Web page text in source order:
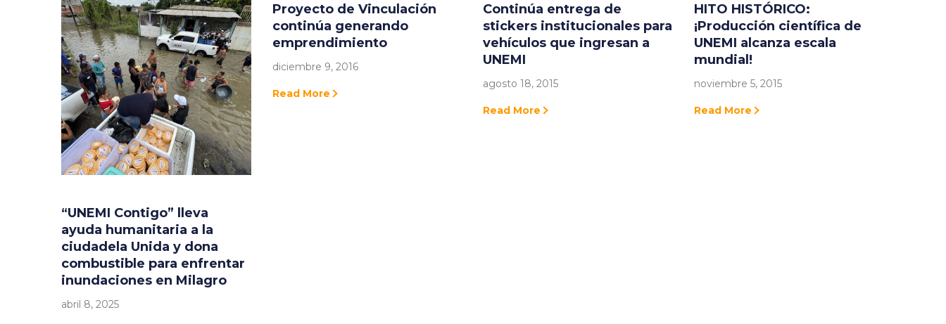
“UNEMI Contigo” lleva
ayuda humanitaria a la
ciudadela Unida y dona
combustible para enfrentar
inundaciones en Milagro
abril 8, 2025
Proyecto de Vinculación
continúa generando
emprendimiento
diciembre 9, 2016
Read More
Continúa entrega de
stickers institucionales para
vehículos que ingresan a
UNEMI
agosto 18, 2015
Read More
HITO HISTÓRICO:
¡Producción científica de
UNEMI alcanza escala
mundial!
noviembre 5, 2015
Read More